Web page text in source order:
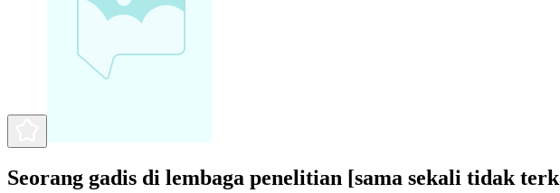
Seorang gadis di lembaga penelitian [sama sekali tidak